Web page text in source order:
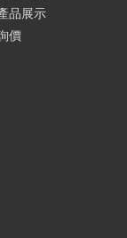
品展示
價